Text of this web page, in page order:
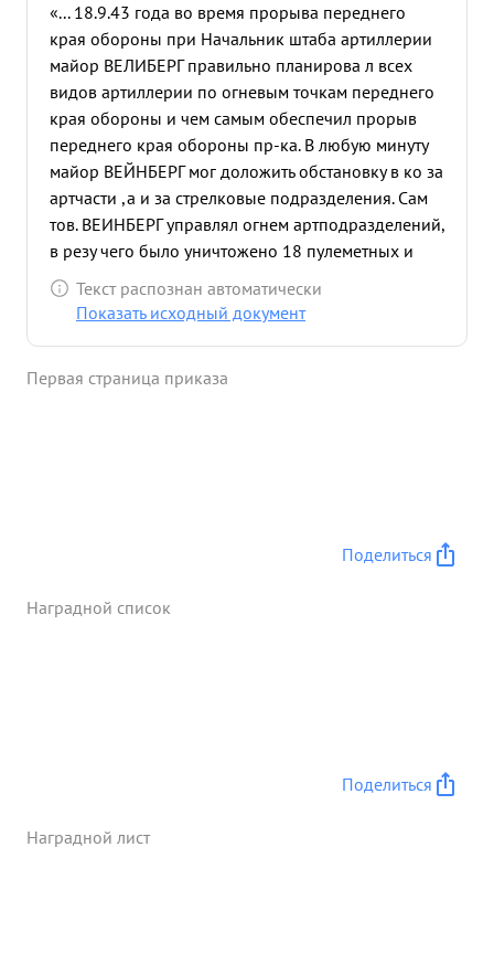
«... 18.9.43 года во время прорыва переднего
края обороны при Начальник штаба артиллерии
майор ВЕЛИБЕРГ правильно планирова л всех
видов артиллерии по огневым точкам переднего
края обороны и чем самым обеспечил прорыв
переднего края обороны пр-ка. В любую минуту
майор ВЕЙНБЕРГ мог доложить обстановку в ко за
артчасти ,а и за стрелковые подразделения. Сам
тов. ВЕИНБЕРГ управлял огнем артподразделений,
в резу чего было уничтожено 18 пулеметных и
минометных точек пр-ка 2 мин реи подавлено
около 30 огневых точек и 3 артбатареи
Текст распознан автоматически
Показать исходный документ
Первая страница приказа
Поделиться
Наградной список
Поделиться
Наградной лист